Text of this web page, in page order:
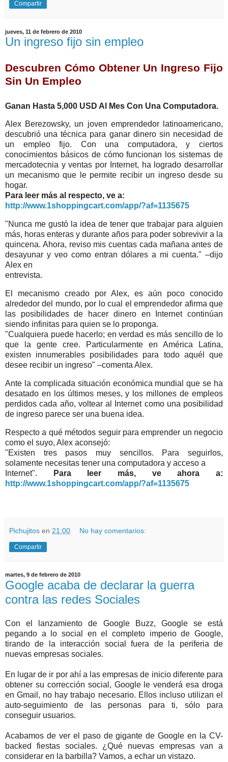
Compartir
jueves, 11 de febrero de 2010
Un ingreso fijo sin empleo
Descubren Cómo Obtener Un Ingreso Fijo
Sin Un Empleo
Ganan Hasta 5,000 USD Al Mes Con Una Computadora.
Alex Berezowsky, un joven emprendedor latinoamericano,
descubrió una técnica para ganar dinero sin necesidad de
un empleo fijo. Con una computadora, y ciertos
conocimientos básicos de cómo funcionan los sistemas de
mercadotecnia y ventas por Internet, ha logrado desarrollar
un mecanismo que le permite recibir un ingreso desde su
hogar.
Para leer más al respecto, ve a:
http://www.1shoppingcart.com/app/?af=1135675
"Nunca me gustó la idea de tener que trabajar para alguien
más, horas enteras y durante años para poder sobrevivir a la
quincena. Ahora, reviso mis cuentas cada mañana antes de
desayunar y veo como entran dólares a mi cuenta." –dijo
Alex en
entrevista.
El mecanismo creado por Alex, es aún poco conocido
alrededor del mundo, por lo cual el emprendedor afirma que
las posibilidades de hacer dinero en Internet continúan
siendo infinitas para quien se lo proponga.
"Cualquiera puede hacerlo; en verdad es más sencillo de lo
que la gente cree. Particularmente en América Latina,
existen innumerables posibilidades para todo aquél que
desee recibir un ingreso" –comenta Alex.
Ante la complicada situación económica mundial que se ha
desatado en los últimos meses, y los millones de empleos
perdidos cada año, voltear al Internet como una posibilidad
de ingreso parece ser una buena idea.
Respecto a qué métodos seguir para emprender un negocio
como el suyo, Alex aconsejó:
"Existen tres pasos muy sencillos. Para seguirlos,
solamente necesitas tener una computadora y acceso a
Internet".
Para leer más, ve ahora a:
http://www.1shoppingcart.com/app/?af=1135675
Pichujitos en 21:00 No hay comentarios:
Compartir
martes, 9 de febrero de 2010
Google acaba de declarar la guerra
contra las redes Sociales
Con el lanzamiento de Google Buzz, Google se está
pegando a lo social en el completo imperio de Google,
tirando de la interacción social fuera de la periferia de
nuevas empresas sociales.
En lugar de ir por ahí a las empresas de inicio diferente para
obtener su corrección social, Google le venderá esa droga
en Gmail, no hay trabajo necesario. Ellos incluso utilizan el
auto-seguimiento de las personas para ti, sólo para
conseguir usuarios.
Acabamos de ver el paso de gigante de Google en la CV-
backed fiestas sociales. ¿Qué nuevas empresas van a
considerar en la barbilla? Vamos, a echar un vistazo.